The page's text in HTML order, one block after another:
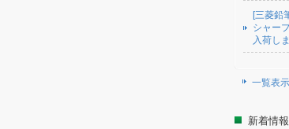
[三菱鉛
シャー
入荷し
一覧表示
新着情報